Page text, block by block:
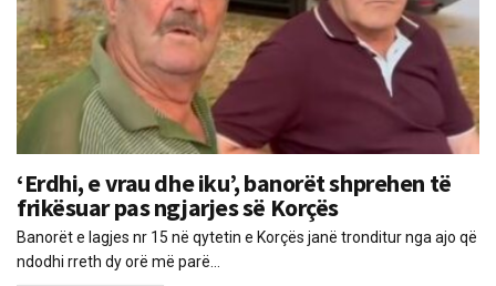
‘Erdhi, e vrau dhe iku’, banorët shprehen të
frikësuar pas ngjarjes së Korçës
Banorët e lagjes nr 15 në qytetin e Korçës janë tronditur nga ajo që
ndodhi rreth dy orë më parë...